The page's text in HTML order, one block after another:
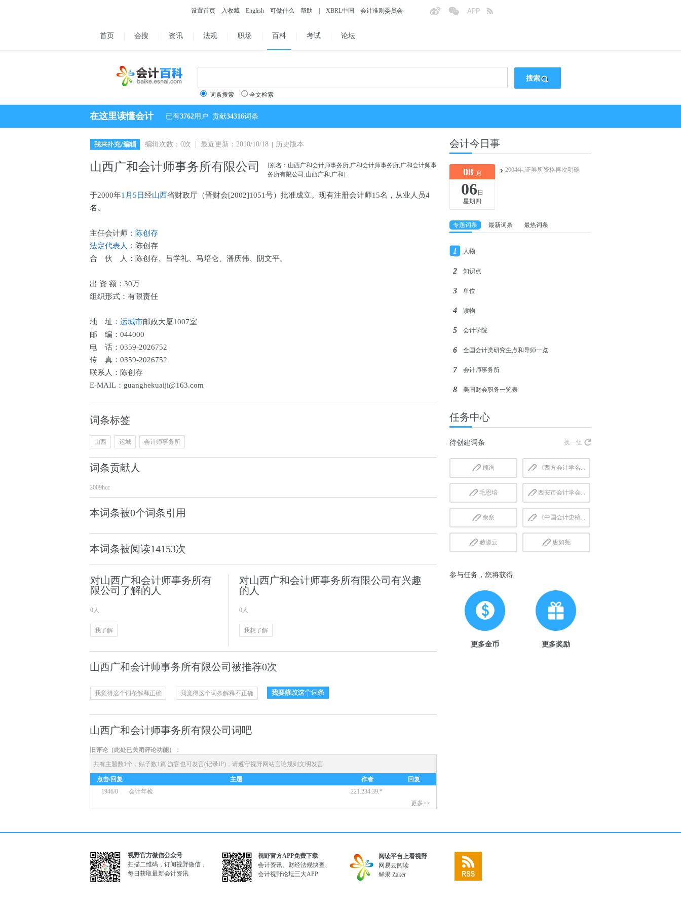
设置首页 入收藏 English 可做什么 帮助 XBRL中国 会计准则委员会
首页 会搜 资讯 法规 职场 百科 考试 论坛
搜索
词条搜索 全文检索
在这里读懂会计 已有3762用户 贡献34316词条
编辑次数：0次 | 最近更新：2010/10/18 历史版本
山西广和会计师事务所有限公司
[别名：山西广和会计师事务所,广和会计师事务所,广和会计师事
务所有限公司,山西广和,广和]
于2000年1月5日经山西省财政厅（晋财会[2002]1051号）批准成立。现有注册会计师15名，从业人员4
名。
主任会计师： 陈创存
法定代表人 ：陈创存
合 伙 人：陈创存、吕学礼、马培仑、潘庆伟、阴文平。
出 资 额：30万
组织形式：有限责任
地 址： 运城市邮政大厦1007室
邮 编：044000
电 话：0359-2026752
传 真：0359-2026752
联系人：陈创存
E-MAIL：guanghekuaiji@163.com
词条标签
山西 运城 会计师事务所
词条贡献人
2009hcc
本词条被0个词条引用
本词条被阅读14153次
对山西广和会计师事务所有
限公司了解的人
0人
我了解
对山西广和会计师事务所有限公司有兴趣
的人
0人
我想了解
山西广和会计师事务所有限公司被推荐0次
我觉得这个词条解释正确 我觉得这个词条解释不正确
山西广和会计师事务所有限公司词吧
旧评论（此处已关闭评论功能）：
共有主题数1个，贴子数1篇 游客也可发言(记录IP)，请遵守视野网站言论规则 文明发言
点击/回复 主题 作者
回复
1946/0
会计年检
221.234.39.*
更多>>
会计今日事
08 月
06 日
星期四
2004年,证券所资格再次明确
专题词条 最新词条 最热词条
1 人物
2 知识点
3 单位
4 读物
5 会计学院
6 全国会计类研究生点和导师一览
7 会计师事务所
8 美国财会职务一览表
任务中心
待创建词条 换一组
顾询 《西方会计学名...
毛恩培 西安市会计学会...
余察 《中国会计史稿...
赫淑云 唐如尧
参与任务，您将获得
更多金币 更多奖励
视野官方微信公众号
扫描二维码，订阅视野微信，
每日获取最新会计资讯
视野官方APP免费下载
会计资讯、财经法规快查、
会计视野论坛三大APP
阅读平台上看视野
网易云阅读
鲜果 Zaker